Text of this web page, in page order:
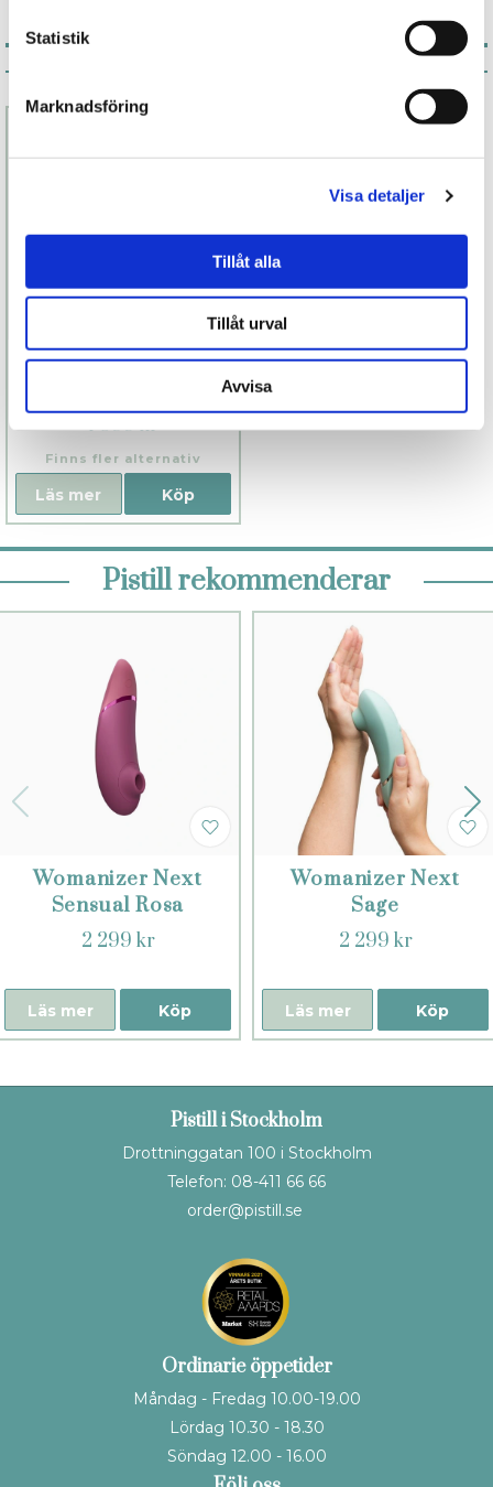
Statistik
Marknadsföring
Visa detaljer
Tillåt alla
Tillåt urval
Avvisa
Sila Wave
1 899 kr
Finns fler alternativ
Köp
Läs mer
Pistill rekommenderar
Womanizer Next
Sensual Rosa
2 299 kr
Köp
Läs mer
Womanizer Next
Sage
2 299 kr
Köp
Läs mer
Pistill i Stockholm
Drottninggatan 100 i Stockholm
Telefon: 08-411 66 66
order@pistill.se
Ordinarie öppetider
Måndag - Fredag 10.00-19.00
Lördag 10.30 - 18.30
Söndag 12.00 - 16.00